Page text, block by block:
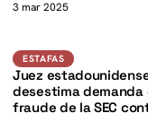
3 mar 2025
Estafas
ESTAFAS
Juez
desestima demanda
fraude de la SEC